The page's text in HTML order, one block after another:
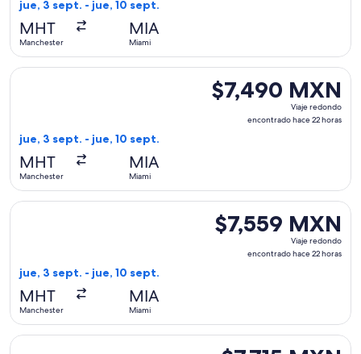
jue, 3 sept. - jue, 10 sept.
MHT
Manchester
MIA
Miami
$7,490 MXN
Viaje
redondo,
$7,490 MXN
Viaje redondo
encontrado hace 22 horas
jue, 3 sept. - jue, 10 sept.
MHT
Manchester
MIA
Miami
Seleccionar vuelo de American Airlines, con salida el jue,
$7,559 MXN
Viaje
redondo,
$7,559 MXN
Viaje redondo
encontrado hace 22 horas
jue, 3 sept. - jue, 10 sept.
MHT
Manchester
MIA
Miami
Seleccionar vuelo de American Airlines, con salida el jue,
Seleccionar vuelo de American Airlines, con salida el jue, 3